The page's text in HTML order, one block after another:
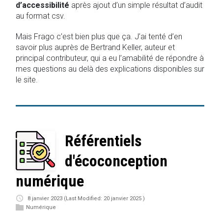
d’accessibilité après ajout d’un simple résultat d’audit
au format csv.
Mais Frago c’est bien plus que ça. J’ai tenté d’en
savoir plus auprès de Bertrand Keller, auteur et
principal contributeur, qui a eu l’amabilité de répondre à
mes questions au delà des explications disponibles sur
le site.
Référentiels
d'écoconception
numérique
8 janvier 2023 (Last Modified: 20 janvier 2025 )
Numérique